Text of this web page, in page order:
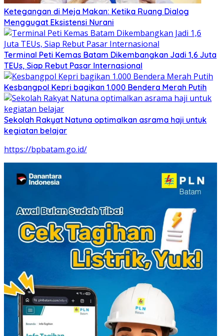
Ketegangan di Meja Makan: Ketika Ruang Dialog
Menggugat Eksistensi Nurani
Terminal Peti Kemas Batam Dikembangkan Jadi 1,6 Juta
TEUs, Siap Rebut Pasar Internasional
Kesbangpol Kepri bagikan 1.000 Bendera Merah Putih
Sekolah Rakyat Natuna optimalkan asrama haji untuk
kegiatan belajar
https://bpbatam.go.id/